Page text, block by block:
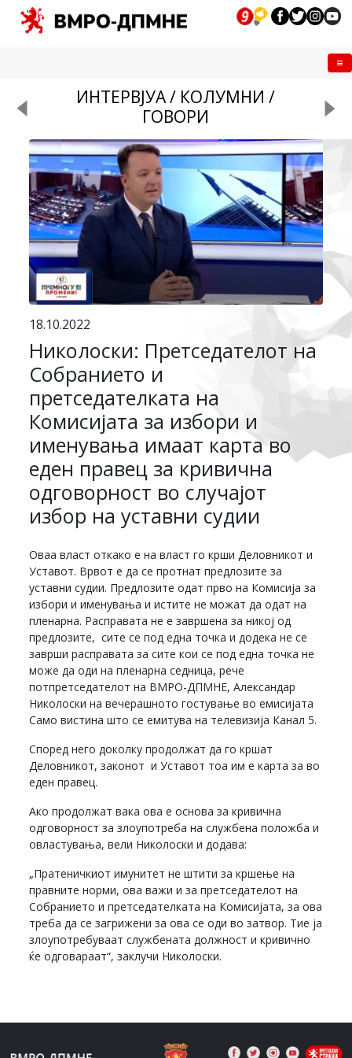
ИНТЕРВЈУА / КОЛУМНИ /
ГОВОРИ
18.10.2022
Николоски: Претседателот на
Собранието и
претседателката на
Комисијата за избори и
именувања имаат карта во
еден правец за кривична
одговорност во случајот
избор на уставни судии
Оваа власт откако е на власт го крши Деловникот и
Уставот. Врвот е да се протнат предлозите за
уставни судии. Предлозите одат прво на Комисија за
избори и именувања и истите не можат да одат на
пленарна. Расправата не е завршена за никој од
предлозите, сите се под една точка и додека не се
заврши расправата за сите кои се под една точка не
може да оди на пленарна седница, рече
потпретседателот на ВМРО-ДПМНЕ, Александар
Николоски на вечерашното гостување во емисијата
Само вистина што се емитува на телевизија Канал 5.
Според него доколку продолжат да го кршат
Деловникот, законот и Уставот тоа им е карта за во
еден правец.
Ако продолжат вака ова е основа за кривична
одговорност за злоупотреба на службена положба и
овластувања, вели Николоски и додава:
„Пратеничкиот имунитет не штити за кршење на
правните норми, ова важи и за претседателот на
Собранието и претседателката на Комисијата, за ова
треба да се загрижени за ова се оди во затвор. Тие ја
злоупотребуваат службената должност и кривично
ќе одговараат“, заклучи Николоски.